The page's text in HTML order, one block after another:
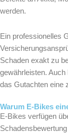
werden.
Ein professionelles
Schaden exakt zu
gewährleisten.
das Gutachten eine
Warum E-Bikes
E-Bikes verfügen